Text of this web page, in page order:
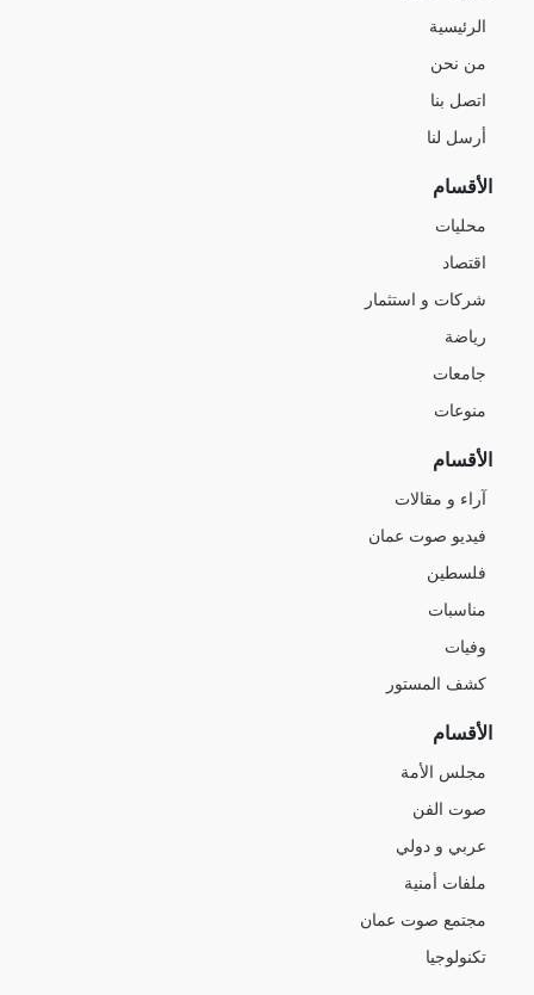
الرئيسية
من نحن
اتصل بنا
أرسل لنا
الأقسام
محليات
اقتصاد
شركات و استثمار
رياضة
جامعات
منوعات
الأقسام
آراء و مقالات
فيديو صوت عمان
فلسطين
مناسبات
وفيات
كشف المستور
الأقسام
مجلس الأمة
صوت الفن
عربي و دولي
ملفات أمنية
مجتمع صوت عمان
تكنولوجيا